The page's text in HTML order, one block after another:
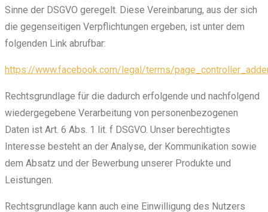
Sinne der DSGVO geregelt. Diese Vereinbarung, aus der sich
die gegenseitigen Verpflichtungen ergeben, ist unter dem
folgenden Link abrufbar:
https://www.facebook.com/legal/terms/
Rechtsgrundlage für die dadurch erfolgende und nachfolgend
wiedergegebene Verarbeitung von personenbezogenen
Daten ist Art. 6 Abs. 1 lit. f DSGVO. Unser berechtigtes
Interesse besteht an der Analyse, der Kommunikation sowie
dem Absatz und der Bewerbung unserer Produkte und
Leistungen.
Rechtsgrundlage kann auch eine Einwilligung des Nutzers